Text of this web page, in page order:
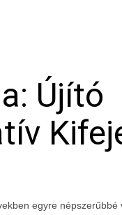
Újító
egyre népszerűbbé